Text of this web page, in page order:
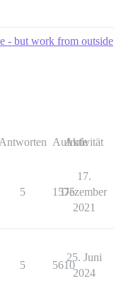
- but work from outside
Antworten Aufrufe
Aktivität
5 1575
17.
Dezember
2021
5 5610
25. Juni
2024